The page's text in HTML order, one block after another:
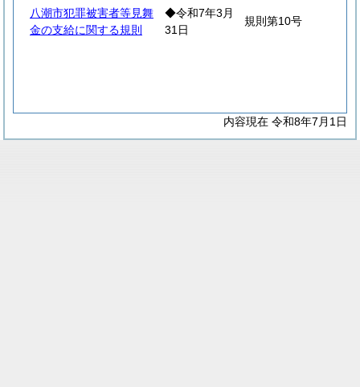
八潮市犯罪被害者等見舞
金の支給に関する規則
◆令和7年3月
31日
規則第10号
内容現在 令和8年7月1日